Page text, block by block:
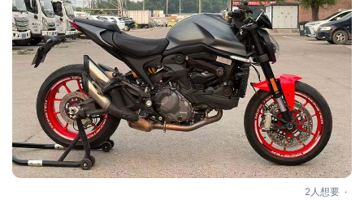
2人想要 .